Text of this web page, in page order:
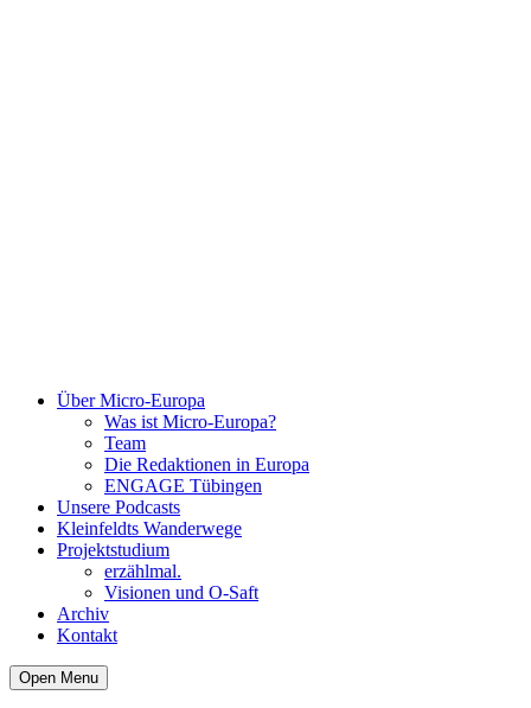
Über Micro-Europa
Was ist Micro-Europa?
Team
Die Redaktionen in Europa
ENGAGE Tübingen
Unsere Podcasts
Kleinfeldts Wanderwege
Projektstudium
erzählmal.
Visionen und O-Saft
Archiv
Kontakt
Open Menu